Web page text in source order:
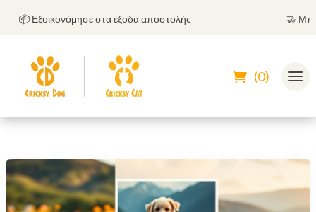
Εξοικονόμησε στα έξοδα αποστολής
(0)